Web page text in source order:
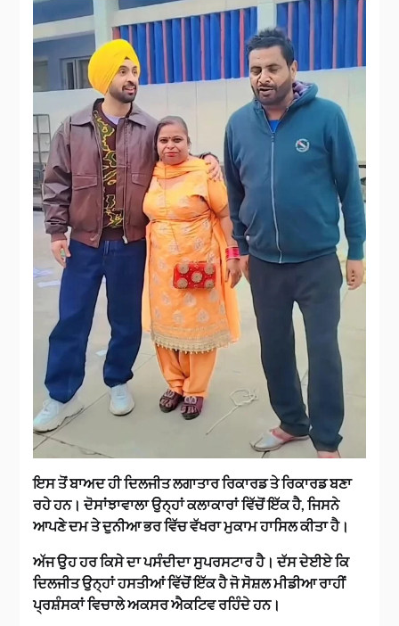
ਇਸ ਤੋਂ ਬਾਅਦ ਹੀ ਦਿਲਜੀਤ ਲਗਾਤਾਰ ਰਿਕਾਰਡ ਤੇ ਰਿਕਾਰਡ ਬਣਾ
ਰਹੇ ਹਨ। ਦੋਸਾਂਝਾਵਾਲਾ ਉਨ੍ਹਾਂ ਕਲਾਕਾਰਾਂ ਵਿੱਚੋਂ ਇੱਕ ਹੈ, ਜਿਸਨੇ
ਆਪਣੇ ਦਮ ਤੇ ਦੁਨੀਆ ਭਰ ਵਿੱਚ ਵੱਖਰਾ ਮੁਕਾਮ ਹਾਸਿਲ ਕੀਤਾ ਹੈ।
ਅੱਜ ਉਹ ਹਰ ਕਿਸੇ ਦਾ ਪਸੰਦੀਦਾ ਸੁਪਰਸਟਾਰ ਹੈ। ਦੱਸ ਦੇਈਏ ਕਿ
ਦਿਲਜੀਤ ਉਨ੍ਹਾਂ ਹਸਤੀਆਂ ਵਿੱਚੋਂ ਇੱਕ ਹੈ ਜੋ ਸੋਸ਼ਲ ਮੀਡੀਆ ਰਾਹੀਂ
ਪ੍ਰਸ਼ੰਸਕਾਂ ਵਿਚਾਲੇ ਅਕਸਰ ਐਕਟਿਵ ਰਹਿੰਦੇ ਹਨ।